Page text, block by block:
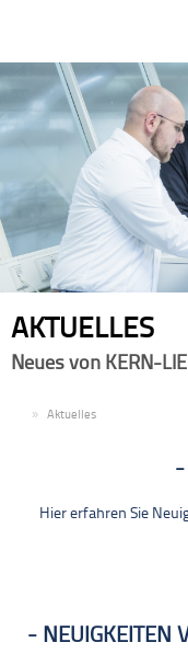
navigation
AKTUELLES
Neues von KERN-
Aktuelles
Hier erfahren Sie
NEUIGKEITEN